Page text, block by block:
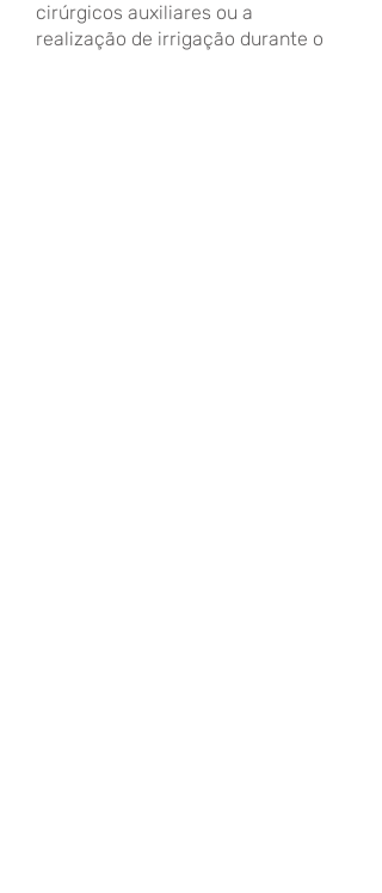
cirúrgicos auxiliares ou a
realização de irrigação durante o